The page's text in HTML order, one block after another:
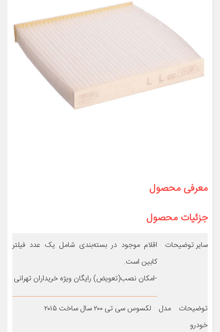
معرفی محصول
جزئیات محصول
سایر توضیحات
اقلام موجود در بسته‌بندی شامل یک عدد فیلتر
کابین است.
-امکان نصب(تعویض) رایگان ویژه خریداران تهرانی
توضیحات مدل
خودرو
لکسوس سی تی ۲۰۰ سال ساخت ۲۰۱۵